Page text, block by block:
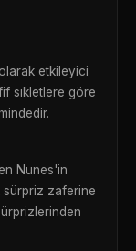
etkileyici
sıkletlere göre
Nunes'in
sürpriz zaferine